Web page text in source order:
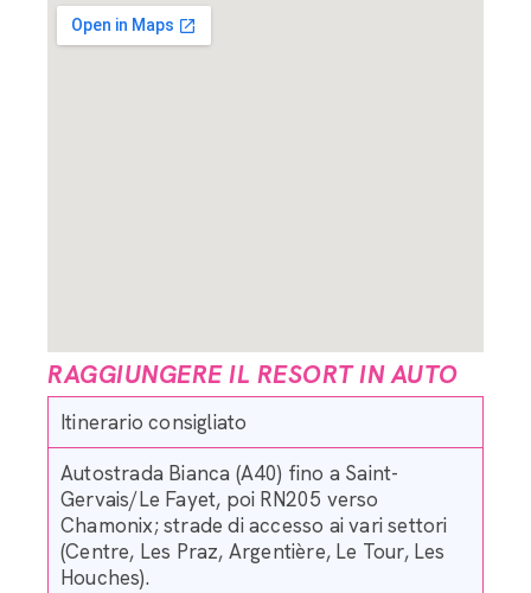
RAGGIUNGERE IL RESORT IN AUTO
Itinerario consigliato
Autostrada Bianca (A40) fino a Saint-
Gervais/Le Fayet, poi RN205 verso
Chamonix; strade di accesso ai vari settori
(Centre, Les Praz, Argentière, Le Tour, Les
Houches).